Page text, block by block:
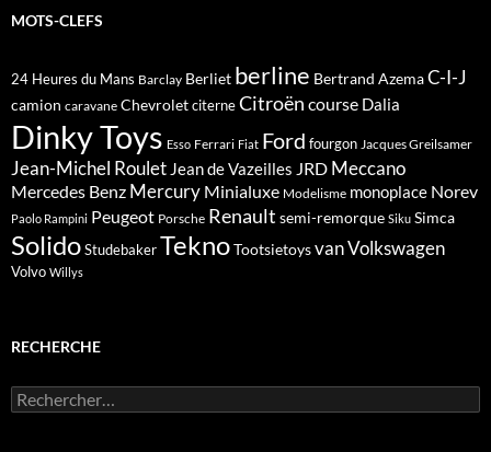
MOTS-CLEFS
24 Heures du Mans Barclay Berliet berline Bertrand AzemaC-I-J
camion caravane ChevroletciterneCitroën course Dalia
Dinky Toys Esso Ferrari Fiat Ford fourgon Jacques Greilsamer
Jean-Michel Roulet Jean de Vazeilles JRD Meccano
Mercedes Benz Mercury Minialuxe Modelisme monoplace Norev
Paolo Rampini Peugeot Porsche Renault semi-remorque Siku Simca
SolidoStudebakerTeknoTootsietoysvanVolkswagen
Volvo Willys
RECHERCHE
Rechercher :